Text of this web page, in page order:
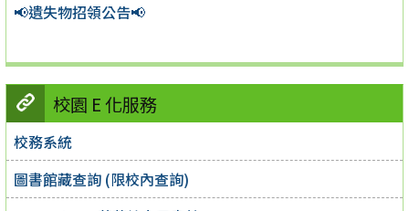
📢遺失物招領公告📢
校園 E 化服務
校務系統
圖書館藏查詢 (限校內查詢)